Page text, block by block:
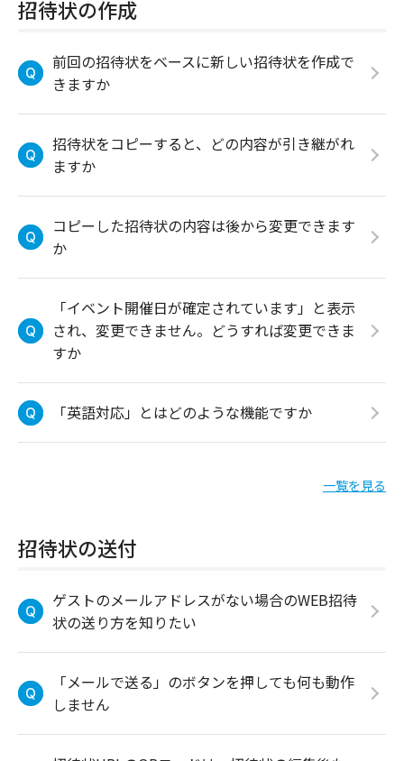
招待状の作成
前回の招待状をベースに新しい招待状を作成で
きますか
招待状をコピーすると、どの内容が引き継がれ
ますか
コピーした招待状の内容は後から変更できます
か
「イベント開催日が確定されています」と表示
され、変更できません。どうすれば変更できま
すか
「英語対応」とはどのような機能ですか
一覧を見る
招待状の送付
ゲストのメールアドレスがない場合のWEB招待
状の送り方を知りたい
「メールで送る」のボタンを押しても何も動作
しません